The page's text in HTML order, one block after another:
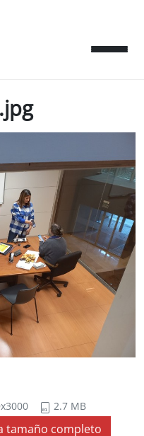
2.7 MB
tamaño completo